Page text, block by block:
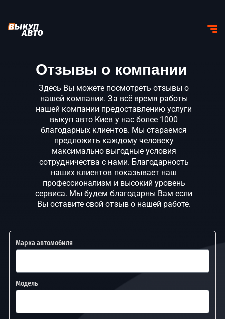
Отзывы о компании
Здесь Вы можете посмотреть отзывы о
нашей компании. За всё время работы
нашей компании предоставлению услуги
выкуп авто Киев у нас более 1000
благодарных клиентов. Мы стараемся
предложить каждому человеку
максимально выгодные условия
сотрудничества с нами. Благодарность
наших клиентов показывает наш
профессионализм и высокий уровень
сервиса. Мы будем благодарны Вам если
Вы оставите свой отзыв о нашей работе.
Марка автомобиля
Модель